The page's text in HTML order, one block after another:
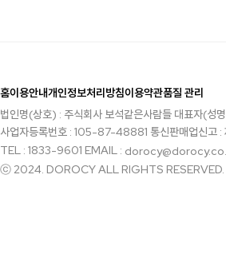
홈이용안내개인정보처리방침이용약관품질 관리
법인명(상호) : 주식회사 보석같은사람들 대표자(성
사업자등록번호 : 105-87-48881 통신판매업신
TEL : 1833-9601 EMAIL :
ⓒ 2024. DOROCY ALL RIGHTS RESERVED. 고